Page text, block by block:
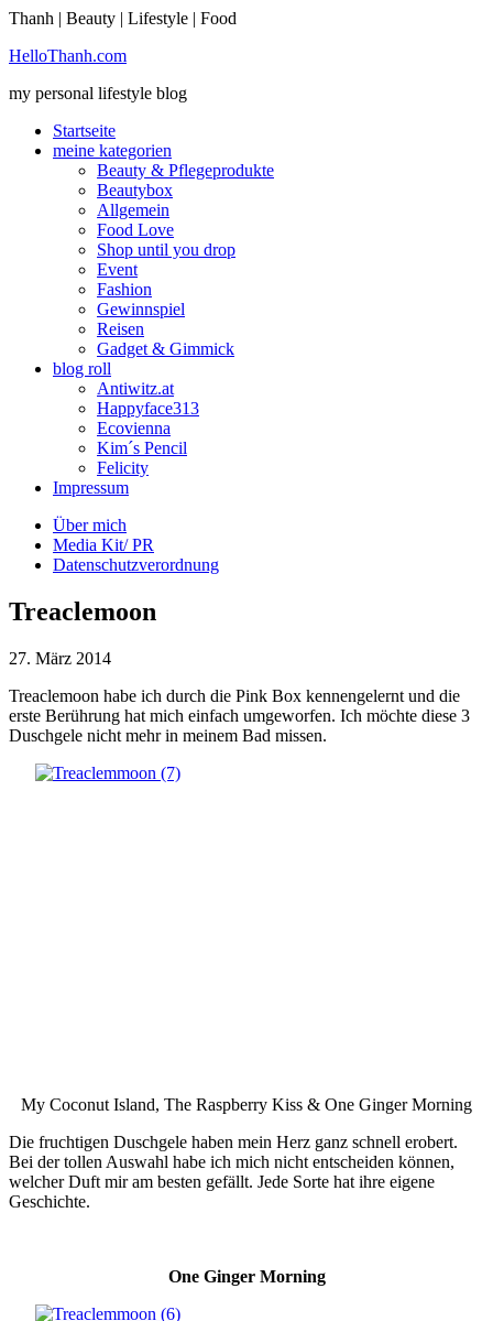
Thanh | Beauty | Lifestyle | Food
HelloThanh.com
my personal lifestyle blog
Startseite
meine kategorien
Beauty & Pflegeprodukte
Beautybox
Allgemein
Food Love
Shop until you drop
Event
Fashion
Gewinnspiel
Reisen
Gadget & Gimmick
blog roll
Antiwitz.at
Happyface313
Ecovienna
Kim´s Pencil
Felicity
Impressum
Über mich
Media Kit/ PR
Datenschutzverordnung
Treaclemoon
27. März 2014
Treaclemoon habe ich durch die Pink Box kennengelernt und die
erste Berührung hat mich einfach umgeworfen. Ich möchte diese 3
Duschgele nicht mehr in meinem Bad missen.
My Coconut Island, The Raspberry Kiss & One Ginger Morning
Die fruchtigen Duschgele haben mein Herz ganz schnell erobert.
Bei der tollen Auswahl habe ich mich nicht entscheiden können,
welcher Duft mir am besten gefällt. Jede Sorte hat ihre eigene
Geschichte.
One Ginger Morning
Sie möchten mehr dazu erfahren?